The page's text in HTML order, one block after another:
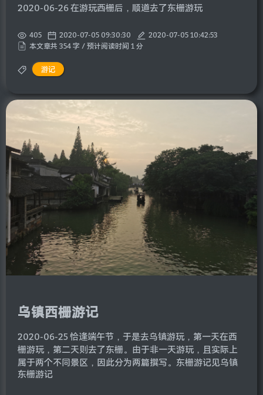
2020-06-26 在游玩西栅后，顺道去了东栅游玩
405 2020-07-05 09:30:30
2020-07-05 10:42:53
本文章共 354 字 / 预计阅读时间 1 分
游记
乌镇西栅游记
2020-06-25 恰逢端午节，于是去乌镇游玩，第一天在西
栅游玩，第二天则去了东栅。由于非一天游玩，且实际上
属于两个不同景区，因此分为两篇撰写。东栅游记见乌镇
东栅游记